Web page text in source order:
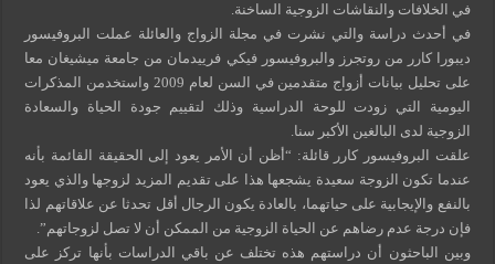
في الخلافات والنقاشات الزوجية الساخنة.
في أحدث دراسة والتي نشرت في مجلة الزواج والعائلة عملت البروفيسور
ديبورا كارر من روتجرز والبروفيسور فيكي فرييدمان من جامعة ميشيغان معا
على تحليل بيانات أزواج متقدمين في السن لعام 2009 واستخدمن المذكرات
اليومية التي زودت للوحة الدراسية وذلك لتقييم جودة الحياة والسعادة
الزوجية لدى البالغين الأكبر سنا.
علقت البروفيسور كارر قائلة: “أظن أن الأمر يعود إلى الحقيقة القائمة بأنه
عندما تكون الزوجة سعيدة يشجعها هذا على تقديم المزيد لزوجها والذي يعود
بالنفع والإيجابية على حياتهما، بالعادة يكون الرجال أقل تحدثا عن علاقاتهم لذا
فإن درجة عدم رضاهم عن الحياة الزوجية من الممكن أن لا تصل لزوجاتهم”.
وبين الباحثون أن دراستهم هذه تختلف عن باقي الدراسات بأنها تركز على